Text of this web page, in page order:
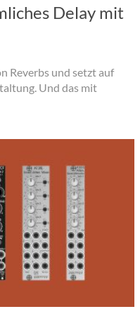
Delay mit
Reverbs und setzt auf
Und das mit